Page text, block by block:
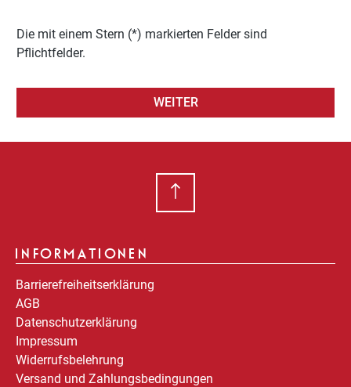
Die mit einem Stern (*) markierten Felder sind
Pflichtfelder.
WEITER
INFORMATIONEN
Barrierefreiheitserklärung
AGB
Datenschutzerklärung
Impressum
Widerrufsbelehrung
Versand und Zahlungsbedingungen